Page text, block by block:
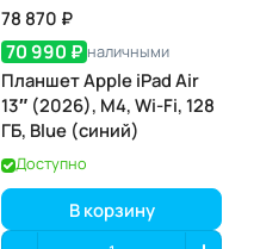
78 870 ₽
70 990 ₽ наличными
Планшет Apple iPad Air
13″ (2026), M4, Wi-Fi, 128
ГБ, Blue (синий)
Доступно
В корзину